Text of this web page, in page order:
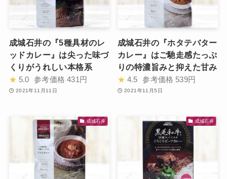
成城石井の『5種具材のレ
ッドカレー』は尖った味づ
くりがうれしい本格系
★ 5.0 参考価格 431円
2021年11月11日
成城石井の『ホタテバター
カレー』はご馳走感たっぷ
りの特濃旨みと抑えた甘み
★ 4.5 参考価格 539円
2021年11月5日
成城石井 成城石井